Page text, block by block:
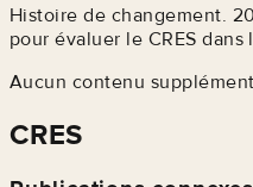
Histoire de changement.
pour évaluer le CRES dans
Aucun contenu
CRES